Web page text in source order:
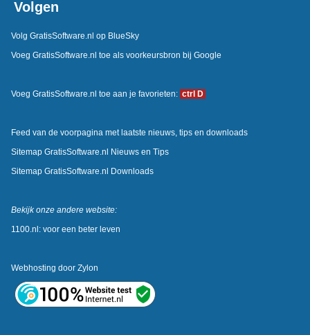
Volgen
Volg GratisSoftware.nl op BlueSky
Voeg GratisSoftware.nl toe als voorkeursbron bij Google
Voeg GratisSoftware.nl toe aan je favorieten: ctrl D
Feed van de voorpagina met laatste nieuws, tips en downloads
Sitemap GratisSoftware.nl Nieuws en Tips
Sitemap GratisSoftware.nl Downloads
Bekijk onze andere website:
1100.nl: voor een beter leven
Webhosting door Zylon